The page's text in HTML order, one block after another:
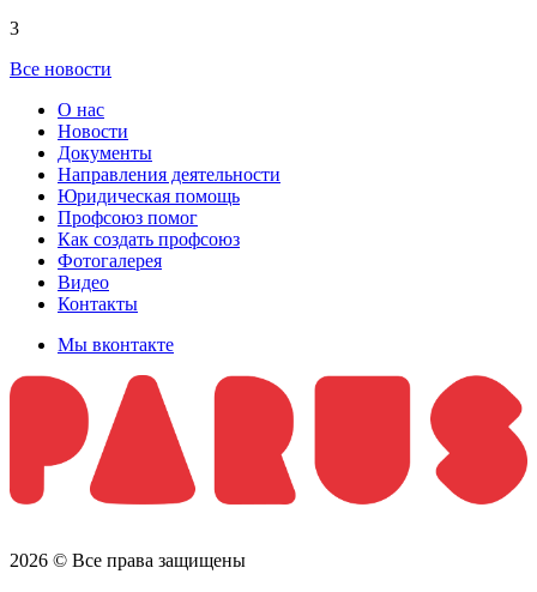
3
Все новости
О нас
Новости
Документы
Направления деятельности
Юридическая помощь
Профсоюз помог
Как создать профсоюз
Фотогалерея
Видео
Контакты
Мы вконтакте
2026 © Все права защищены